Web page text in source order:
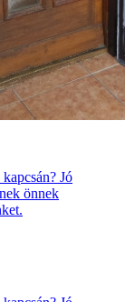
Jó
önnek